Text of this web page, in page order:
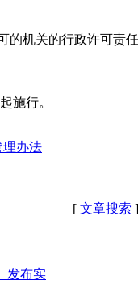
机关的行政许可责任
行。
理办法
[ 文章搜索
发布实